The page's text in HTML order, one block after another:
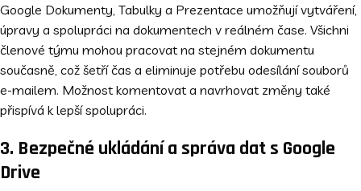
Google Dokumenty, Tabulky a Prezentace umožňují vytváření,
úpravy a spolupráci na dokumentech v reálném čase. Všichni
členové týmu mohou pracovat na stejném dokumentu
současně, což šetří čas a eliminuje potřebu odesílání souborů
e-mailem. Možnost komentovat a navrhovat změny také
přispívá k lepší spolupráci.
3. Bezpečné ukládání a správa dat s Google
Drive